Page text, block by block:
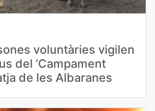
voluntàries vigilen
del ‘Campament
de les Albaranes